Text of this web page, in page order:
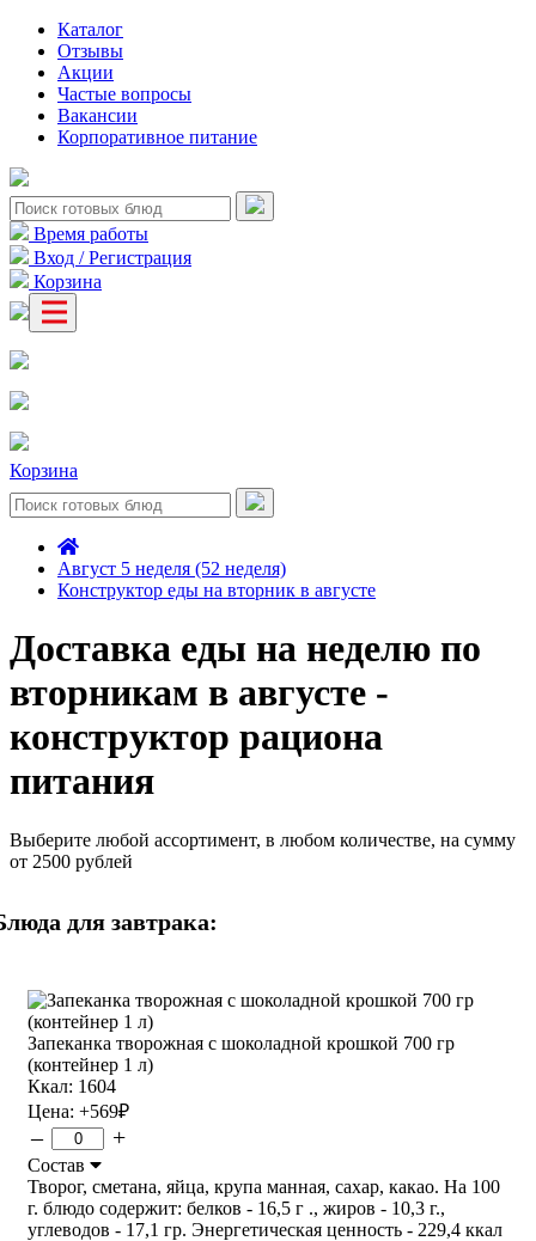
Каталог
Отзывы
Акции
Частые вопросы
Вакансии
Корпоративное питание
Время работы
Вход / Регистрация
Корзина
Корзина
Август 5 неделя (52 неделя)
Конструктор еды на вторник в августе
Доставка еды на неделю по
вторникам в августе -
конструктор рациона
питания
Выберите любой ассортимент, в любом количестве, на сумму
от 2500 рублей
для завтрака:
Запеканка творожная с шоколадной крошкой 700 гр
(контейнер 1 л)
Ккал: 1604
Цена: +569₽
– +
Состав
Творог, сметана, яйца, крупа манная, сахар, какао. На 100
г. блюдо содержит: белков - 16,5 г ., жиров - 10,3 г.,
углеводов - 17,1 гр. Энергетическая ценность - 229,4 ккал